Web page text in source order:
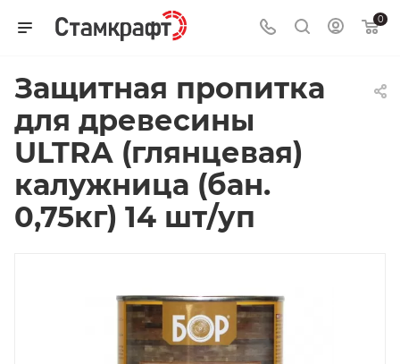
0
Защитная пропитка
для древесины
ULTRA (глянцевая)
калужница (бан.
0,75кг) 14 шт/уп